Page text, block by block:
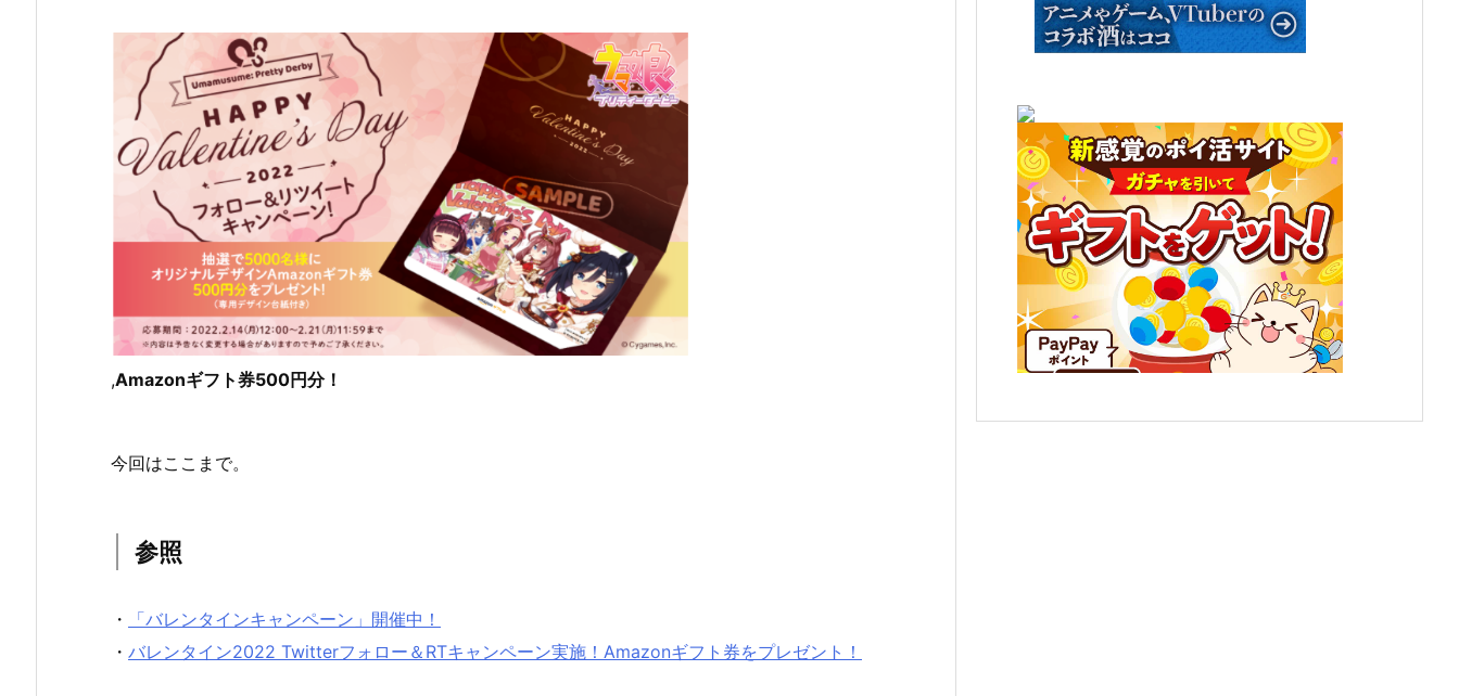
,Amazonギフト券500円分！
今回はここまで。
参照
・
「バレンタインキャンペーン」開催中！
・ バレンタイン2022 Twitterフォロー＆RTキャンペーン実施！Amazonギフト券をプレゼント！